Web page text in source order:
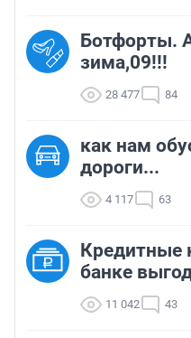
Ботфорты.
зима,09!!!
28 477 84
как нам
дороги...
4 117 63
Кредитные
банке
11 042 43